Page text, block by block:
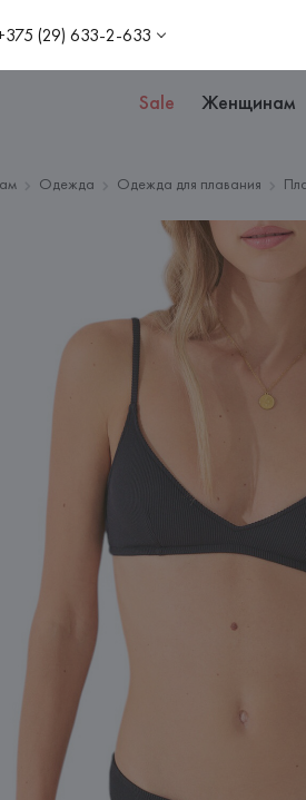
(29) 633-2-633
Sale Женщинам
Одежда Одежда для плавания